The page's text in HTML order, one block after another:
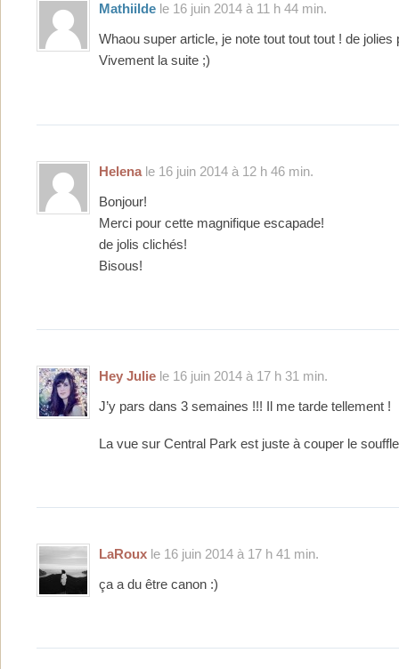
Mathiilde le 16 juin 2014 à 11 h 44 min.
Whaou super article, je note tout tout tout ! de jolies
Vivement la suite ;)
Helenale 16 juin 2014 à 12 h 46 min.
Bonjour!
Merci pour cette magnifique escapade!
de jolis clichés!
Bisous!
Hey Julie le 16 juin 2014 à 17 h 31 min.
J’y pars dans 3 semaines !!! Il me tarde tellement !
La vue sur Central Park est juste à couper le
LaRoux le 16 juin 2014 à 17 h 41 min.
ça a du être canon :)